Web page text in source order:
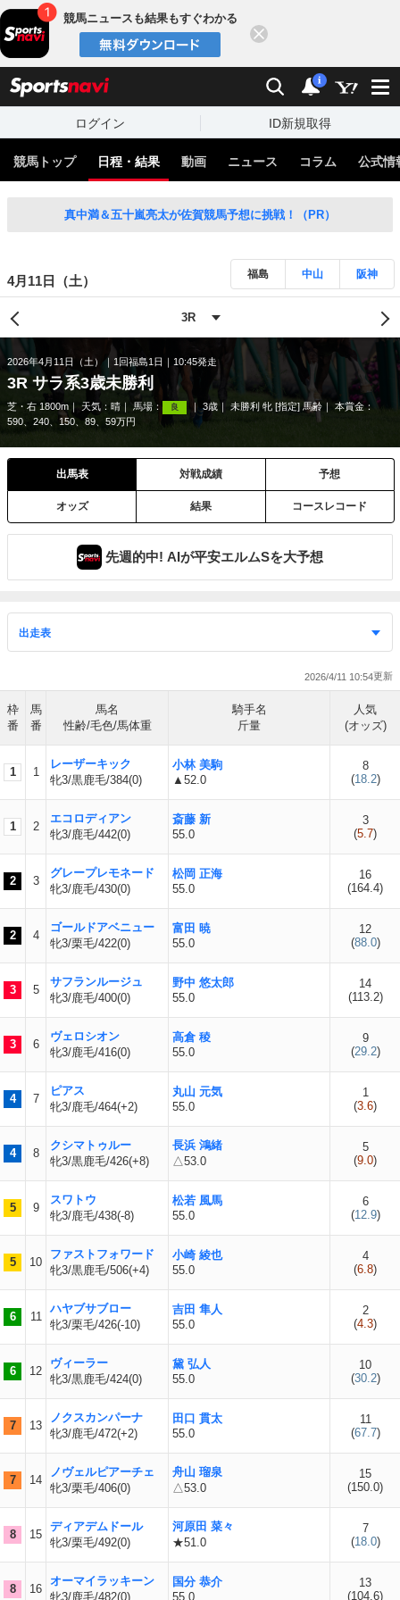
競馬ニュースも結果もすぐわかる
検索 通知
i
ログイン ID新規取得
競馬トップ 日程・結果 動画 ニュース コラム 公式情
真中満＆五十嵐亮太が佐賀競馬予想に挑戦！（PR）
4月11日（土） 福島 中山 阪神
2026年4月11日（土） 1回福島1日 10:45発走
3R サラ系3歳未勝利
芝・右 1800m 天気： 晴 馬場： 良 3歳 未勝利 牝 [指定] 馬齢
本賞金：
590、240、150、89、59万円
出馬表 対戦成績 予想
オッズ 結果 コースレコード
先週的中! AIが平安エルムSを大予想
2026/4/11 10:54
枠
番
馬
番
馬名
性齢/毛色/馬体重
騎手名
斤量
人気
(オッズ)
1 1
レーザーキック
牝3/黒鹿毛/384(0)
小林 美駒
▲52.0
8
(18.2)
1 2
エコロディアン
牝3/鹿毛/442(0)
斎藤 新
55.0
3
(5.7)
2 3
グレープレモネード
牝3/鹿毛/430(0)
松岡 正海
55.0
16
(164.4)
2 4
ゴールドアベニュー
牝3/栗毛/422(0)
富田 暁
55.0
12
(88.0)
3 5
サフランルージュ
牝3/鹿毛/400(0)
野中 悠太郎
55.0
14
(113.2)
3 6
ヴェロシオン
牝3/鹿毛/416(0)
高倉 稜
55.0
9
(29.2)
4 7
ピアス
牝3/鹿毛/464(+2)
丸山 元気
55.0
1
(3.6)
4 8
クシマトゥルー
牝3/黒鹿毛/426(+8)
長浜 鴻緒
△53.0
5
(9.0)
5 9
スワトウ
牝3/鹿毛/438(-8)
松若 風馬
55.0
6
(12.9)
5 10
ファストフォワード
牝3/黒鹿毛/506(+4)
小崎 綾也
55.0
4
(6.8)
6 11
ハヤブサブロー
牝3/栗毛/426(-10)
吉田 隼人
55.0
2
(4.3)
6 12
ヴィーラー
牝3/黒鹿毛/424(0)
黛 弘人
55.0
10
(30.2)
7 13
ノクスカンパーナ
牝3/鹿毛/472(+2)
田口 貫太
55.0
11
(67.7)
7 14
ノヴェルピアーチェ
牝3/栗毛/406(0)
舟山 瑠泉
△53.0
15
(150.0)
8 15
ディアデムドール
牝3/栗毛/492(0)
河原田 菜々
★51.0
7
(18.0)
8 16
オーマイラッキーン
牝3/鹿毛/482(0)
国分 恭介
55.0
13
(104.6)